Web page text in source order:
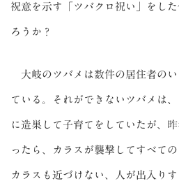
祝意を示す「ツバクロ祝い」をし
ろうか？
大岐のツバメは数件の居住者のい
ている。それができないツバメは
に造巣して子育てをしていたが、
ったら、カラスが襲撃してすべて
カラスも近づけない、人が出入り